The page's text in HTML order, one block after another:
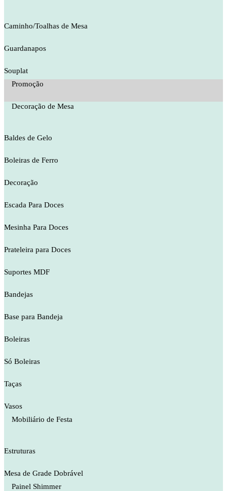
Caminho/Toalhas de Mesa
Guardanapos
Souplat
Promoção
Decoração de Mesa
Baldes de Gelo
Boleiras de Ferro
Decoração
Escada Para Doces
Mesinha Para Doces
Prateleira para Doces
Suportes MDF
Bandejas
Base para Bandeja
Boleiras
Só Boleiras
Taças
Vasos
Mobiliário de Festa
Estruturas
Mesa de Grade Dobrável
Painel Shimmer